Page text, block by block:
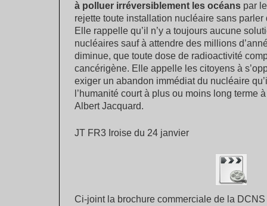
à polluer irréversiblement les océans par
rejette toute installation nucléaire sans parler
Elle rappelle qu’il n’y a toujours aucune
nucléaires sauf à attendre des millions
diminue, que toute dose de radioactivité
cancérigène. Elle appelle les citoyens à
exiger un abandon immédiat du nucléaire
l’humanité court à plus ou moins long terme
Albert Jacquard.
JT FR3 Iroise du 24 janvier
Ci-joint la brochure commerciale de la